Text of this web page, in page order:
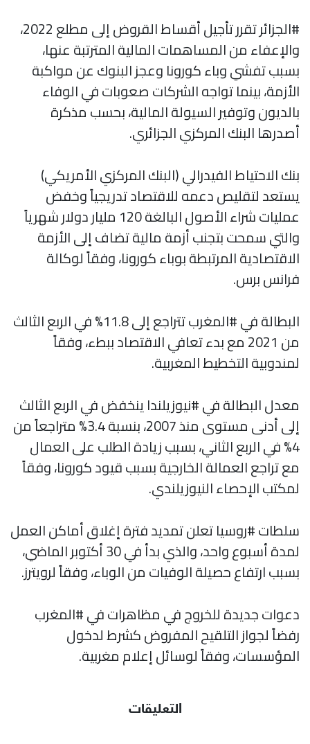
#الجزائر تقرر تأجيل أقساط القروض إلى مطلع 2022،
والإعفاء من المساهمات المالية المترتبة عنها،
بسبب تفشي وباء كورونا وعجز البنوك عن مواكبة
الأزمة، بينما تواجه الشركات صعوبات في الوفاء
بالديون وتوفير السيولة المالية، بحسب مذكرة
أصدرها البنك المركزي الجزائري.
بنك الاحتياط الفيدرالي (البنك المركزي الأمريكي)
يستعد لتقليص دعمه للاقتصاد تدريجياً وخفض
عمليات شراء الأصول البالغة 120 مليار دولار شهرياً
والتي سمحت بتجنب أزمة مالية تضاف إلى الأزمة
الاقتصادية المرتبطة بوباء كورونا، وفقاً لوكالة
فرانس برس.
البطالة في #المغرب تتراجع إلى 11.8% في الربع الثالث
من 2021 مع بدء تعافي الاقتصاد ببطء، وفقاً
لمندوبية التخطيط المغربية.
معدل البطالة في #نيوزيلندا ينخفض في الربع الثالث
إلى أدنى مستوى منذ 2007، بنسبة 3.4% متراجعاً من
4% في الربع الثاني، بسبب زيادة الطلب على العمال
مع تراجع العمالة الخارجية بسبب قيود كورونا، وفقاً
لمكتب الإحصاء النيوزيلندي.
سلطات #روسيا تعلن تمديد فترة إغلاق أماكن العمل
لمدة أسبوع واحد، والذي بدأ في 30 أكتوبر الماضي،
بسبب ارتفاع حصيلة الوفيات من الوباء، وفقاً لرويترز.
دعوات جديدة للخروج في مظاهرات في #المغرب
رفضاً لجواز التلقيح المفروض كشرط لدخول
المؤسسات، وفقاً لوسائل إعلام مغربية.
التعليقات